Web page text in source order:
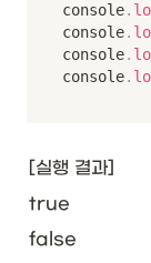
console.
console.
console.
console.
[실행 결과]
true
false